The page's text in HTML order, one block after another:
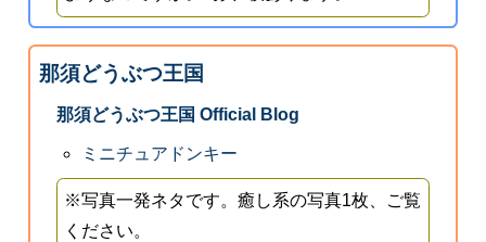
那須どうぶつ王国
那須どうぶつ王国 Official Blog
ミニチュアドンキー
※写真一発ネタです。癒し系の写真1枚、ご覧
ください。